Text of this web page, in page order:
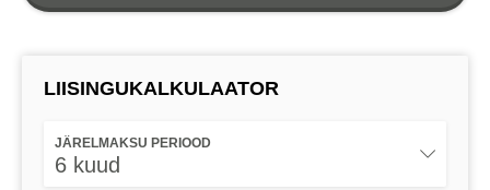
LIISINGUKALKULAATOR
JÄRELMAKSU PERIOOD
6 kuud